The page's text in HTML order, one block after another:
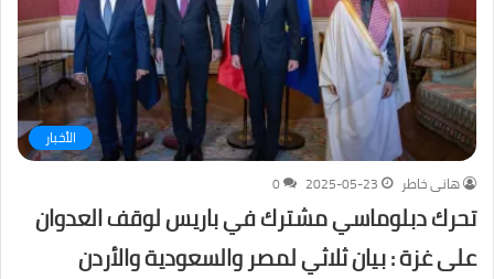
الأخبار
هانى خاطر
2025-05-23
0
تحرك دبلوماسي مشترك في باريس لوقف العدوان
على غزة : بيان ثلاثي لمصر والسعودية والأردن